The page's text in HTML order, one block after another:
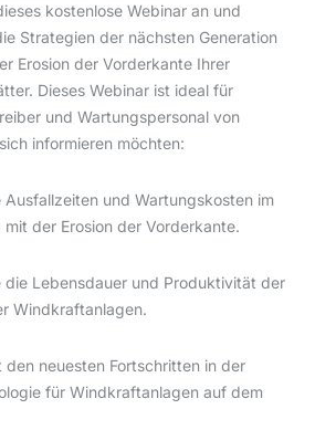
kostenlose Webinar an und
Strategien der nächsten Generation
Erosion der Vorderkante Ihrer
Dieses Webinar ist ideal für
und Wartungspersonal von
informieren möchten:
Ausfallzeiten und Wartungskosten im
mit der Erosion der Vorderkante.
die Lebensdauer und Produktivität der
Windkraftanlagen.
den neuesten Fortschritten in der
für Windkraftanlagen auf dem